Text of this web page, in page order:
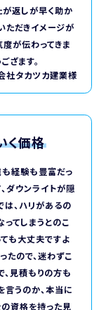
が返しが早く助か
ただきイメージが
度が伝わってきま
ざます。
社タカツカ建業様
く価格
も経験も豊富だっ
ダウンライトが隠
は、ハリがあるの
てしまうとのこ
ても大丈夫ですよ
たので、迷わずこ
、見積もりの方も
うのか、本当に
資格を持った見